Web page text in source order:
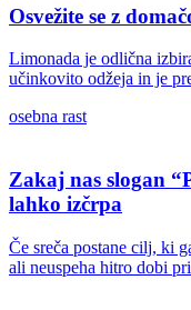
Osvežite se z
Limonada je odlična
učinkovito odžeja in je
osebna rast
Zakaj nas slogan
lahko izčrpa
Če sreča postane cilj, ki
ali neuspeha hitro dobi